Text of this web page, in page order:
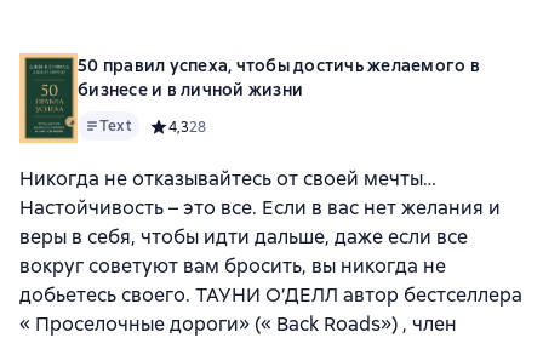
50 правил успеха, чтобы достичь желаемого в
бизнесе и в личной жизни
Text Средний рейтинг 4,3 на основе 28 оценок
4,328
Никогда не отказывайтесь от своей мечты…
Настойчивость – это все. Если в вас нет желания и
веры в себя, чтобы идти дальше, даже если все
вокруг советуют вам бросить, вы никогда не
добьетесь своего. ТАУНИ О’ДЕЛЛ автор бестселлера
« Проселочные дороги» (« Back Roads») , член